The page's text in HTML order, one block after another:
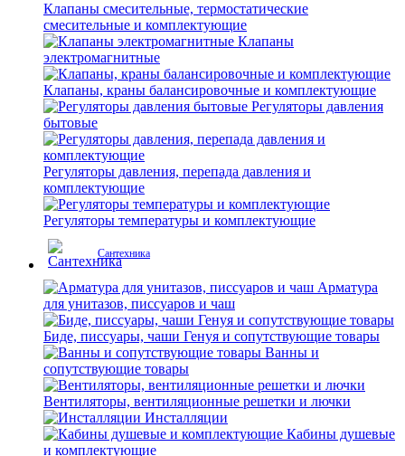
Клапаны смесительные, термостатические
смесительные и комплектующие
Клапаны
электромагнитные
Клапаны, краны балансировочные и комплектующие
Регуляторы давления
бытовые
Регуляторы давления, перепада давления и
комплектующие
Регуляторы температуры и комплектующие
Сантехника
Арматура
для унитазов, писсуаров и чаш
Биде, писсуары, чаши Генуя и сопутствующие товары
Ванны и
сопутствующие товары
Вентиляторы, вентиляционные решетки и лючки
Инсталляции
Кабины душевые
и комплектующие